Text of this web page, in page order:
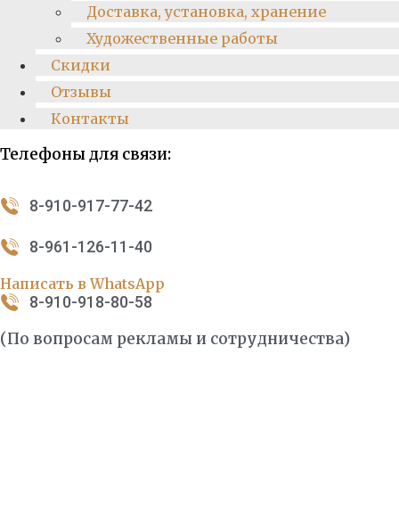
Доставка, установка, хранение
Художественные работы
Скидки
Отзывы
Контакты
Телефоны для связи:
8-910-917-77-42
8-961-126-11-40
Написать в WhatsApp
8-910-918-80-58
(По вопросам рекламы и сотрудничества)